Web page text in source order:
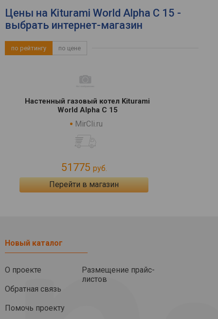
Цены на Kiturami World Alpha C 15 -
выбрать интернет-магазин
по рейтингу по цене
Настенный газовый котел Kiturami
World Alpha C 15
MirCli.ru
51775 руб.
Перейти в магазин
Новый каталог
О проекте
Обратная связь
Помочь проекту
Размещение прайс-
листов